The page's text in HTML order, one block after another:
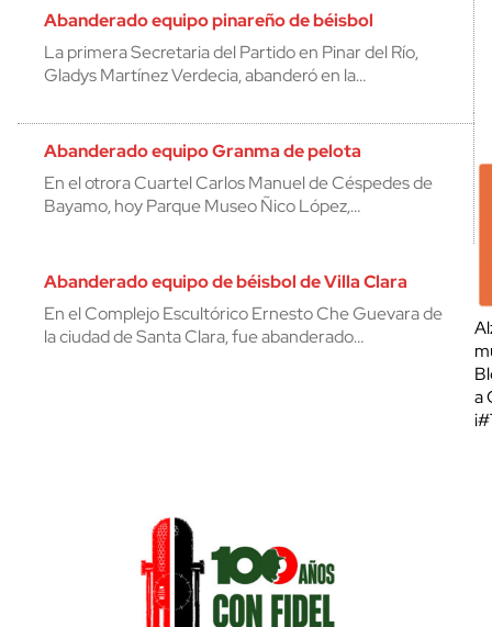
Abanderado equipo pinareño de béisbol
La primera Secretaria del Partido en Pinar del Río,
Gladys Martínez Verdecia, abanderó en la…
Abanderado equipo Granma de pelota
En el otrora Cuartel Carlos Manuel de Céspedes de
Bayamo, hoy Parque Museo Ñico López,…
Abanderado equipo de béisbol de Villa Clara
En el Complejo Escultórico Ernesto Che Guevara de
la ciudad de Santa Clara, fue abanderado…
a